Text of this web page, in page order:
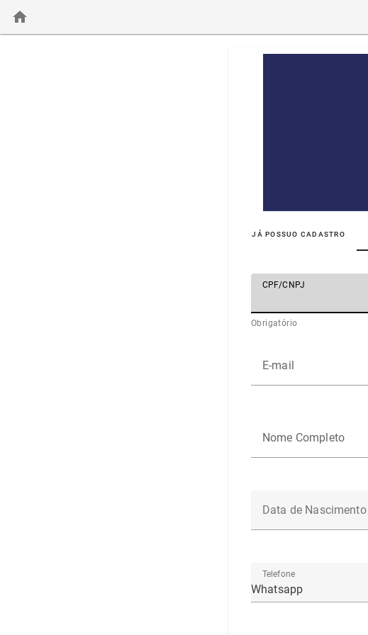
JÁ POSSUO CADASTRO
CPF/CNPJ
Obrigatório
E-mail
Nome Completo
Data de Nascimento
Telefone
Whatsapp